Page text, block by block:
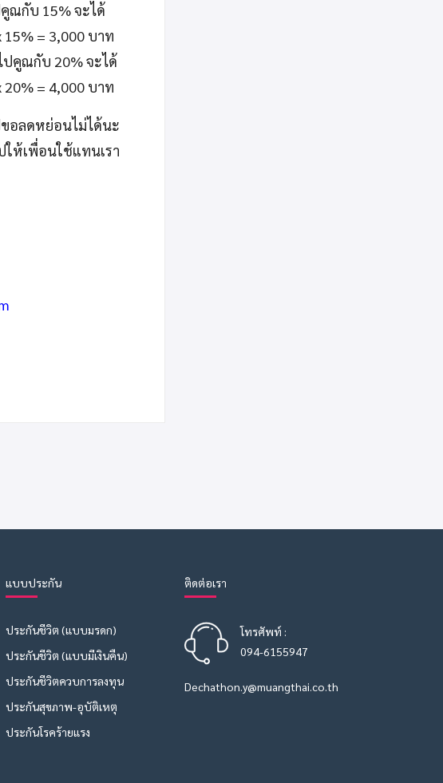
ณกับ 15% จะได้
= 3,000 บาท
ปคูณกับ 20% จะได้
= 4,000 บาท
อลดหย่อนไม่ได้นะ
ให้เพื่อนใช้แทนเรา
แบบประกัน
ประกันชีวิต (แบบมรดก)
ประกันชีวิต (แบบมีเงินคืน)
ประกันชีวิตควบการลงทุน
ประกันสุขภาพ-อุบัติเหตุ
ประกันโรคร้ายแรง
ติดต่อเรา
โทรศัพท์ :
094-6155947
Dechathon.y@muangthai.co.th